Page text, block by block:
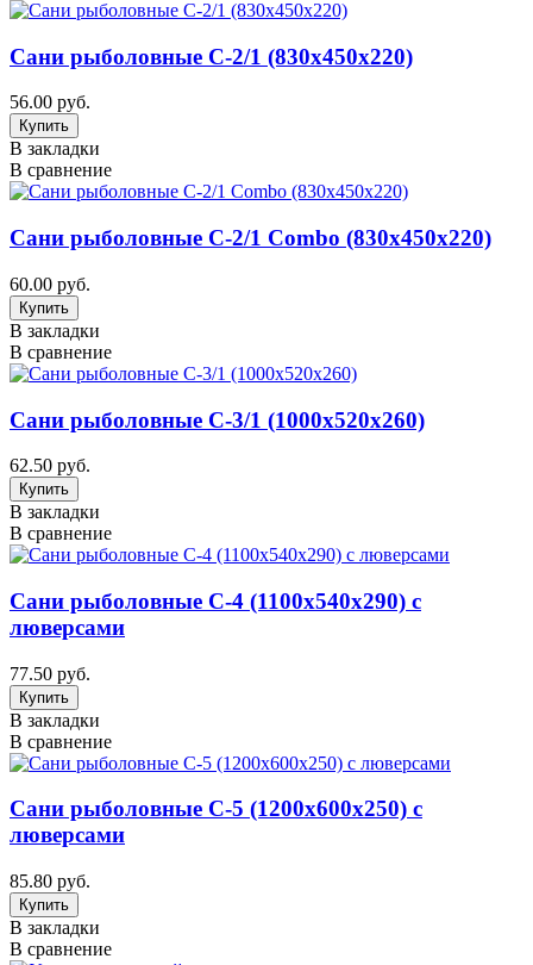
Сани рыболовные C-2/1 (830х450х220)
56.00 руб.
В закладки
В сравнение
Сани рыболовные C-2/1 Combo (830х450х220)
60.00 руб.
В закладки
В сравнение
Сани рыболовные C-3/1 (1000х520х260)
62.50 руб.
В закладки
В сравнение
Сани рыболовные C-4 (1100х540х290) с
люверсами
77.50 руб.
В закладки
В сравнение
Сани рыболовные C-5 (1200х600х250) с
люверсами
85.80 руб.
В закладки
В сравнение